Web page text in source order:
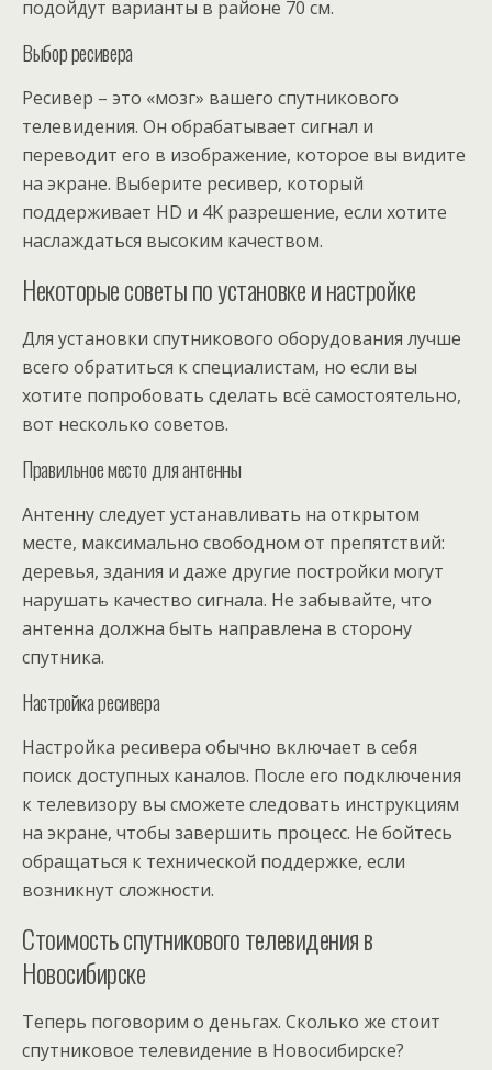
подойдут варианты в районе 70 см.
Выбор ресивера
Ресивер – это «мозг» вашего спутникового
телевидения. Он обрабатывает сигнал и
переводит его в изображение, которое вы видите
на экране. Выберите ресивер, который
поддерживает HD и 4K разрешение, если хотите
наслаждаться высоким качеством.
Некоторые советы по установке и настройке
Для установки спутникового оборудования лучше
всего обратиться к специалистам, но если вы
хотите попробовать сделать всё самостоятельно,
вот несколько советов.
Правильное место для антенны
Антенну следует устанавливать на открытом
месте, максимально свободном от препятствий:
деревья, здания и даже другие постройки могут
нарушать качество сигнала. Не забывайте, что
антенна должна быть направлена в сторону
спутника.
Настройка ресивера
Настройка ресивера обычно включает в себя
поиск доступных каналов. После его подключения
к телевизору вы сможете следовать инструкциям
на экране, чтобы завершить процесс. Не бойтесь
обращаться к технической поддержке, если
возникнут сложности.
Стоимость спутникового телевидения в
Новосибирске
Теперь поговорим о деньгах. Сколько же стоит
спутниковое телевидение в Новосибирске?